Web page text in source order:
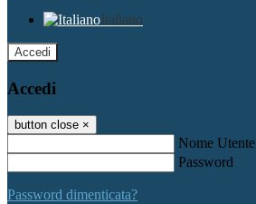
Italiano
Accedi
Accedi
button close ×
Nome Utente
Password
Password dimenticata?